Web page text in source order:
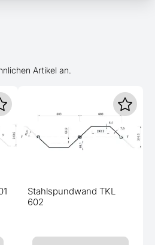
Artikel an.
Stahlspundwand TKL
602